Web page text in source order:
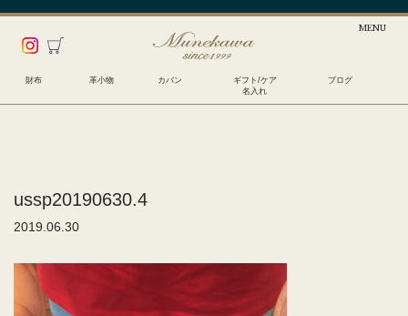
財布 革小物 カバン
ギフト/ケア
名入れ
ブログ
ussp20190630.4
2019.06.30